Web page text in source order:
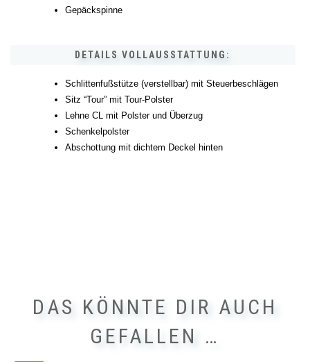
Gepäckspinne
DETAILS VOLLAUSSTATTUNG:
Schlittenfußstütze (verstellbar) mit Steuerbeschlägen
Sitz “Tour” mit Tour-Polster
Lehne CL mit Polster und Überzug
Schenkelpolster
Abschottung mit dichtem Deckel hinten
DAS KÖNNTE DIR AUCH
GEFALLEN …